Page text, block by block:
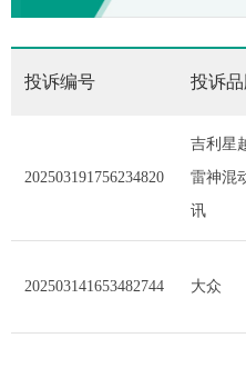
投诉编号 投诉
202503191756234820
吉利星
雷神混
讯
202503141653482744 大众